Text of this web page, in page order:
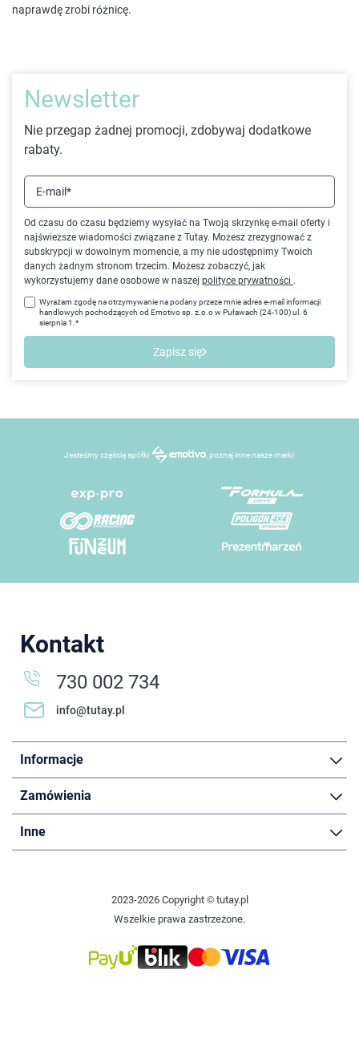
naprawdę zrobi różnicę.
Newsletter
Nie przegap żadnej promocji, zdobywaj dodatkowe
rabaty.
Od czasu do czasu będziemy wysyłać na Twoją skrzynkę e-mail oferty i
najświeższe wiadomości związane z Tutay. Możesz zrezygnować z
subskrypcji w dowolnym momencie, a my nie udostępnimy Twoich
danych żadnym stronom trzecim. Możesz zobaczyć, jak
wykorzystujemy dane osobowe w naszej polityce prywatności .
E-mail*
Wyrażam zgodę na otrzymywanie na podany przeze mnie adres e-mail informacji
handlowych pochodzących od Emotivo sp. z.o.o w Puławach (24-100) ul. 6
sierpnia 1.*
Zapisz się
Jesteśmy częścią spółki , poznaj inne nasze marki:
Kontakt
730 002 734
info@tutay.pl
Informacje
Zamówienia
Inne
2023-2026 Copyright © tutay.pl
Wszelkie prawa zastrzeżone.